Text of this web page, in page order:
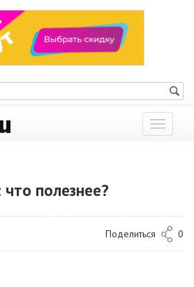
Показать
меню
полезнее?
Поделиться 0